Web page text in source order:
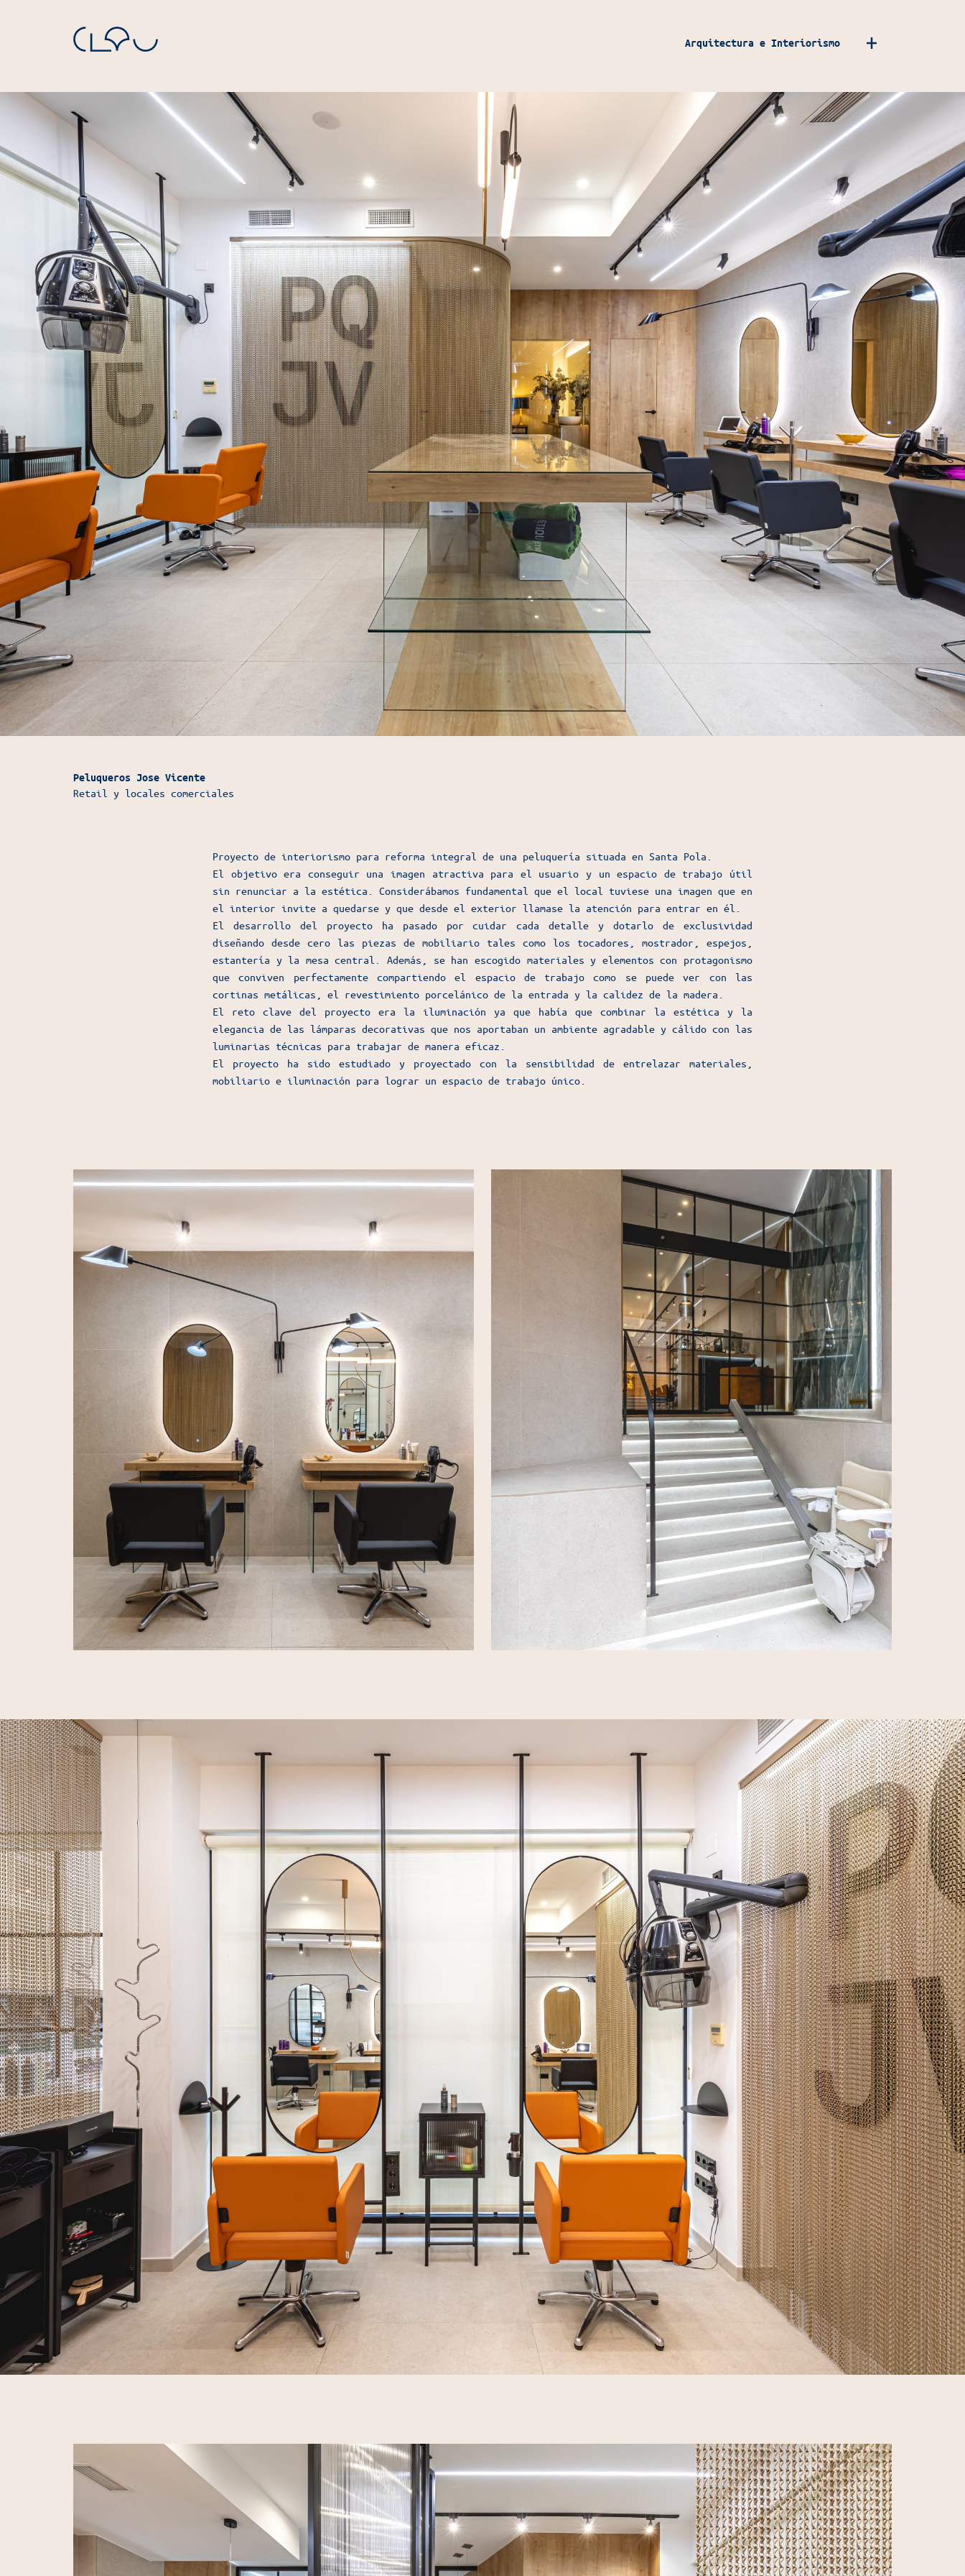
Navegación principal Arquitectura e Interiorismo
Peluqueros Jose Vicente
Retail y locales comerciales
Proyecto de interiorismo para reforma integral de una peluquería situada en Santa Pola.
El objetivo era conseguir una imagen atractiva para el usuario y un espacio de trabajo útil
sin renunciar a la estética. Considerábamos fundamental que el local tuviese una imagen que en
el interior invite a quedarse y que desde el exterior llamase la atención para entrar en él.
El desarrollo del proyecto ha pasado por cuidar cada detalle y dotarlo de exclusividad
diseñando desde cero las piezas de mobiliario tales como los tocadores, mostrador, espejos,
estantería y la mesa central. Además, se han escogido materiales y elementos con protagonismo
que conviven perfectamente compartiendo el espacio de trabajo como se puede ver con las
cortinas metálicas, el revestimiento porcelánico de la entrada y la calidez de la madera.
El reto clave del proyecto era la iluminación ya que había que combinar la estética y la
elegancia de las lámparas decorativas que nos aportaban un ambiente agradable y cálido con las
luminarias técnicas para trabajar de manera eficaz.
El proyecto ha sido estudiado y proyectado con la sensibilidad de entrelazar materiales,
mobiliario e iluminación para lograr un espacio de trabajo único.